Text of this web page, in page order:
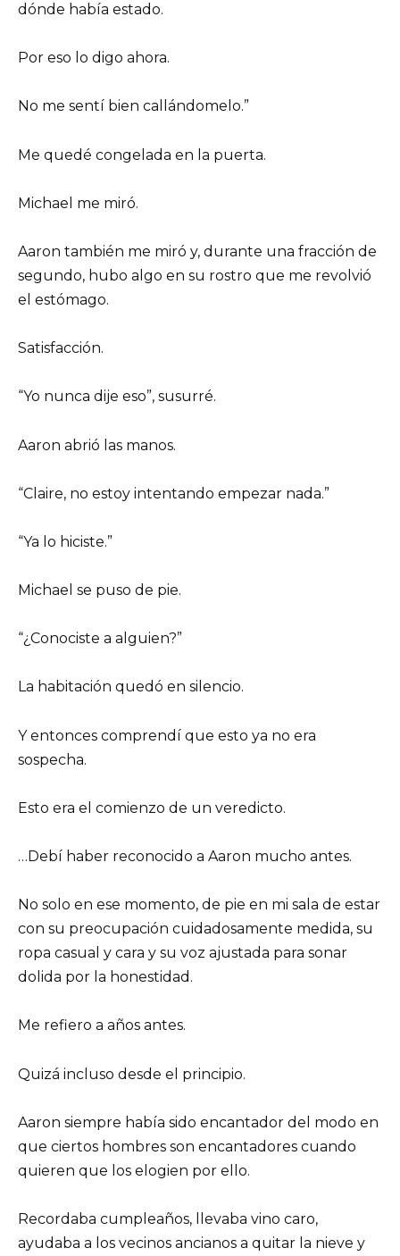
dónde había estado.
Por eso lo digo ahora.
No me sentí bien callándomelo.”
Me quedé congelada en la puerta.
Michael me miró.
Aaron también me miró y, durante una fracción de
segundo, hubo algo en su rostro que me revolvió
el estómago.
Satisfacción.
“Yo nunca dije eso”, susurré.
Aaron abrió las manos.
“Claire, no estoy intentando empezar nada.”
“Ya lo hiciste.”
Michael se puso de pie.
“¿Conociste a alguien?”
La habitación quedó en silencio.
Y entonces comprendí que esto ya no era
sospecha.
Esto era el comienzo de un veredicto.
…Debí haber reconocido a Aaron mucho antes.
No solo en ese momento, de pie en mi sala de estar
con su preocupación cuidadosamente medida, su
ropa casual y cara y su voz ajustada para sonar
dolida por la honestidad.
Me refiero a años antes.
Quizá incluso desde el principio.
Aaron siempre había sido encantador del modo en
que ciertos hombres son encantadores cuando
quieren que los elogien por ello.
Recordaba cumpleaños, llevaba vino caro,
ayudaba a los vecinos ancianos a quitar la nieve y